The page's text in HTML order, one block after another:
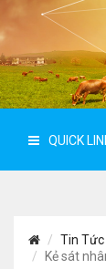
QUICK
Tin Tức
Kẻ sát